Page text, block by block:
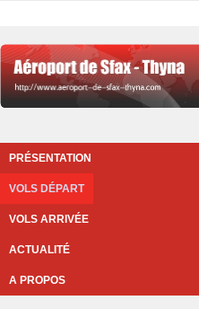
PRÉSENTATION
VOLS DÉPART
VOLS ARRIVÉE
ACTUALITÉ
A PROPOS